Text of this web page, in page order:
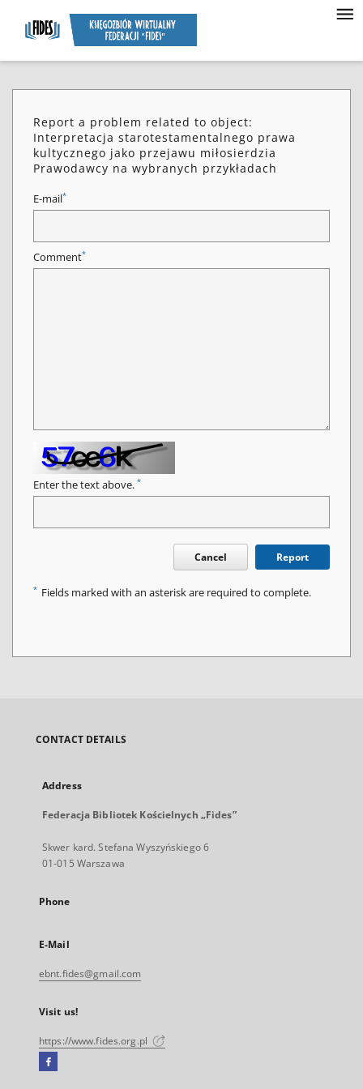
Report a problem related to object:
Interpretacja starotestamentalnego prawa
kultycznego jako przejawu miłosierdzia
Prawodawcy na wybranych przykładach
E-mail*
Comment*
Enter the text above. *
Cancel Report
* Fields marked with an asterisk are required to complete.
CONTACT DETAILS
Address
Federacja Bibliotek Kościelnych „Fides”
Skwer kard. Stefana Wyszyńskiego 6
01-015 Warszawa
Phone
E-Mail
ebnt.fides@gmail.com
Visit us!
https://www.fides.org.pl
Facebook